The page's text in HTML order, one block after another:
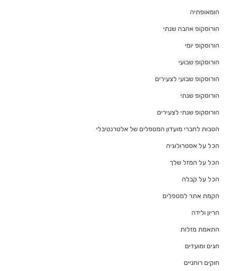
הומאופתיה
הורוסקופ אהבה שנתי
הורוסקופ יומי
הורוסקופ שבועי
הורוסקופ שבועי לצעירים
הורוסקופ שנתי
הורוסקופ שנתי לצעירים
הטבות לחברי מועדון המטפלים של אלטרנטיבלי
הכל על אסטרולוגיה
הכל על המזל שלך
הכל על קבלה
הקמת אתר למטפלים
הריון ולידה
התאמת מזלות
חגים ומועדים
חוקים רוחניים